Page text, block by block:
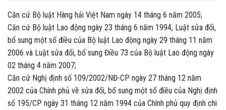
Căn cứ Bộ luật Hàng hải Việt Nam ngày 14 tháng 6 năm 2005;
Căn cứ Bộ luật Lao động ngày 23 tháng 6 năm 1994, Luật sửa đổi,
bổ sung một số điều của Bộ luật Lao động ngày 29 tháng 11 năm
2006 và Luật sửa đổi, bổ sung Điều 73 của Bộ luật Lao động ngày
02 tháng 4 năm 2007;
Căn cứ Nghị định số 109/2002/NĐ-CP ngày 27 tháng 12 năm
2002 của Chính phủ về sửa đổi, bổ sung một số điều của Nghị định
số 195/CP ngày 31 tháng 12 năm 1994 của Chính phủ quy định chi